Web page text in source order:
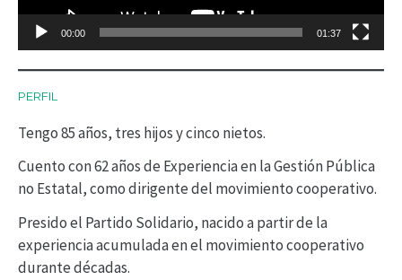
d
c
t
o
r
d
e
v
00:00 01:37
PERFIL
Tengo 85 años, tres hijos y cinco nietos.
Cuento con 62 años de Experiencia en la Gestión Pública
no Estatal, como dirigente del movimiento cooperativo.
Presido el Partido Solidario, nacido a partir de la
experiencia acumulada en el movimiento cooperativo
durante décadas.